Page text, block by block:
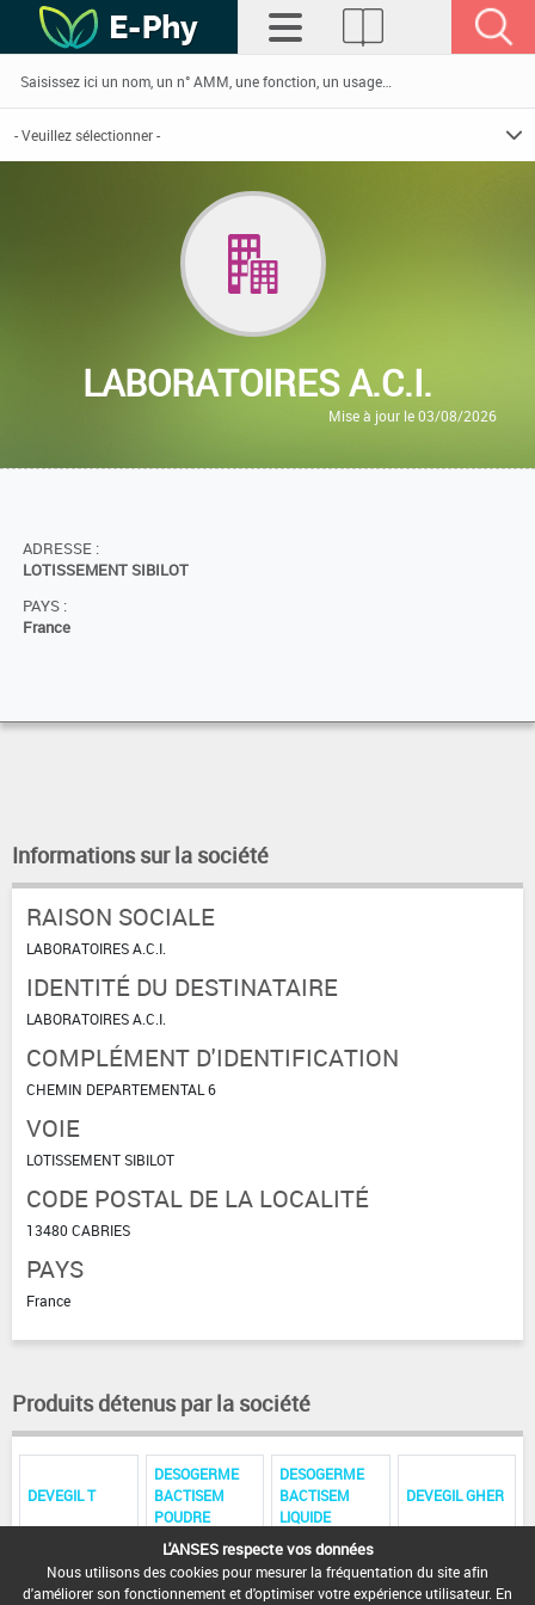
LABORATOIRES A.C.I.
Mise à jour le 03/08/2026
ADRESSE :
LOTISSEMENT SIBILOT
PAYS :
France
Informations sur la société
RAISON SOCIALE
LABORATOIRES A.C.I.
IDENTITÉ DU DESTINATAIRE
LABORATOIRES A.C.I.
COMPLÉMENT D'IDENTIFICATION
CHEMIN DEPARTEMENTAL 6
VOIE
LOTISSEMENT SIBILOT
CODE POSTAL DE LA LOCALITÉ
13480 CABRIES
PAYS
France
Produits détenus par la société
DEVEGIL T
DESOGERME
BACTISEM
POUDRE
DESOGERME
BACTISEM
LIQUIDE
DEVEGIL GHER
ENGRICIDE S 2
KOTHRIN
L'ANSES respecte vos données
Nous utilisons des cookies pour mesurer la fréquentation du site afin
d'améliorer son fonctionnement et d'optimiser votre expérience utilisateur. En